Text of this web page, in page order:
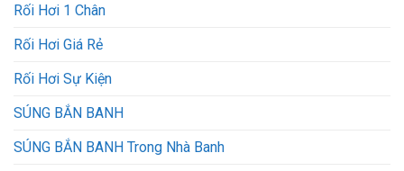
Rối Hơi 1 Chân
Rối Hơi Giá Rẻ
Rối Hơi Sự Kiện
SÚNG BẮN BANH
SÚNG BẮN BANH Trong Nhà Banh